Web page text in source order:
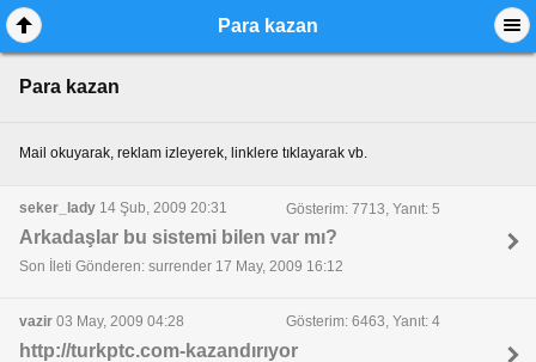
Para kazan
Para kazan
Mail okuyarak, reklam izleyerek, linklere tıklayarak vb.
seker_lady 14 Şub, 2009 20:31 Gösterim: 7713, Yanıt: 5
Arkadaşlar bu sistemi bilen var mı?
Son İleti Gönderen: surrender 17 May, 2009 16:12
vazir 03 May, 2009 04:28 Gösterim: 6463, Yanıt: 4
http://turkptc.com-kazandırıyor